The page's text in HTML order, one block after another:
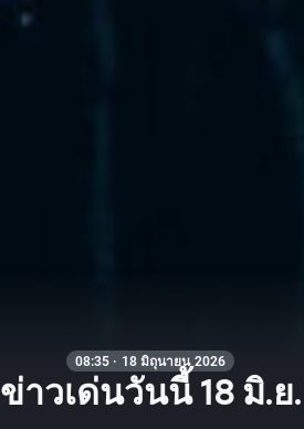
08:35 · 18 มิถุนายน 2026
ข่าวเด่นวันนี้ 18 มิ.ย.